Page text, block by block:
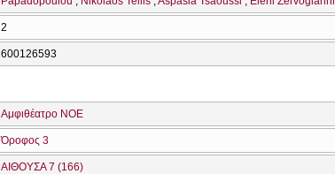
2
600126593
Αμφιθέατρο ΝΟΕ
Όροφος 3
ΑΙΘΟΥΣΑ 7 (166)